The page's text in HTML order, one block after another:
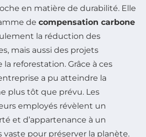
en matière de durabilité. Elle
de compensation carbone
la réduction des
mais aussi des projets
reforestation. Grâce à ces
a pu atteindre la
plus tôt que prévu. Les
employés révèlent un
et d’appartenance à un
pour préserver la planète.